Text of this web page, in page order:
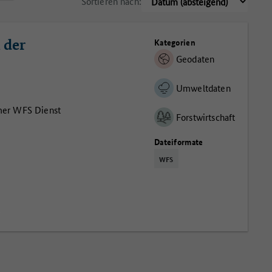
der
WFS Dienst
Kategorien
Geodaten
Umweltdaten
Forstwirtschaft
Dateiformate
WFS